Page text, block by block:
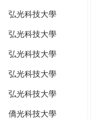
弘光科技大學
弘光科技大學
弘光科技大學
弘光科技大學
弘光科技大學
僑光科技大學